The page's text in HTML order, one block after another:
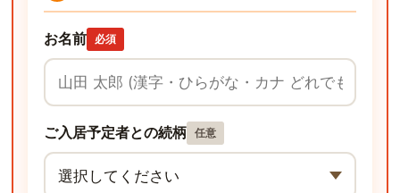
お名前 必須
ご入居予定者との続柄 任意